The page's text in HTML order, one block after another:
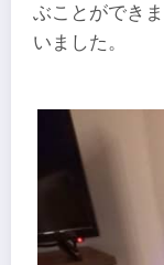
ぶことができ
いました。